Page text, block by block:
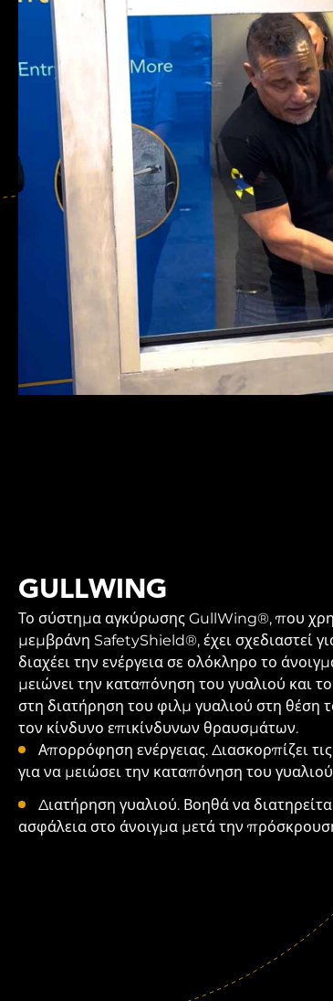
GULLWING
Το σύστημα αγκύρωσης GullWing®, που
μεμβράνη SafetyShield®, έχει σχεδιαστεί
διαχέει την ενέργεια σε ολόκληρο το
μειώνει την καταπόνηση του γυαλιού και
στη διατήρηση του φιλμ γυαλιού στη θέση
τον κίνδυνο επικίνδυνων θραυσμάτων.
Απορρόφηση ενέργειας. Διασκορπίζει
για να μειώσει την καταπόνηση του
Διατήρηση γυαλιού. Βοηθά να
ασφάλεια στο άνοιγμα μετά την